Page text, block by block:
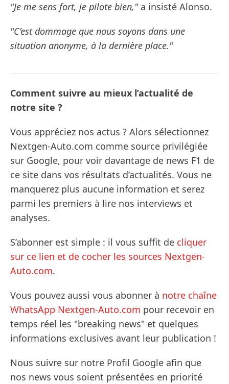
"Je me sens fort, je pilote bien,"a insisté Alonso.
"C’est dommage que nous soyons dans une
situation anonyme, à la dernière place."
Comment suivre au mieux l’actualité de
notre site ?
Vous appréciez nos actus ? Alors sélectionnez
Nextgen-Auto.com comme source privilégiée
sur Google, pour voir davantage de news F1 de
ce site dans vos résultats d’actualités. Vous ne
manquerez plus aucune information et serez
parmi les premiers à lire nos interviews et
analyses.
S’abonner est simple : il vous suffit de cliquer
sur ce lien et de cocher les sources Nextgen-
Auto.com.
Vous pouvez aussi vous abonner à notre chaîne
WhatsApp Nextgen-Auto.com pour recevoir en
temps réel les "breaking news" et quelques
informations exclusives avant leur publication !
Nous suivre sur notre Profil Google afin que
nos news vous soient présentées en priorité